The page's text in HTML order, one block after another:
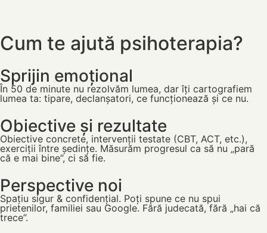
Cum te ajută psihoterapia?
Sprijin emoțional
În 50 de minute nu rezolvăm lumea, dar îți cartografiem
lumea ta: tipare, declanșatori, ce funcționează și ce nu.
Obiective și rezultate
Obiective concrete, intervenții testate (CBT, ACT, etc.),
exerciții între ședințe. Măsurăm progresul ca să nu „pară
că e mai bine”, ci să fie.
Perspective noi
Spațiu sigur & confidențial. Poți spune ce nu spui
prietenilor, familiei sau Google. Fără judecată, fără „hai că
trece”.